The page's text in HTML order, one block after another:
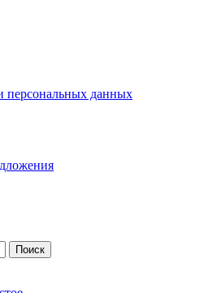
персональных данных
Поиск